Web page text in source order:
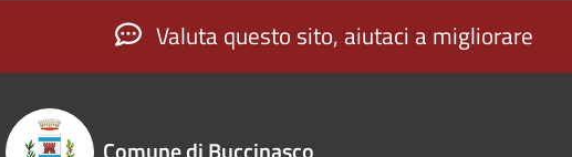
Valuta questo sito, aiutaci a migliorare